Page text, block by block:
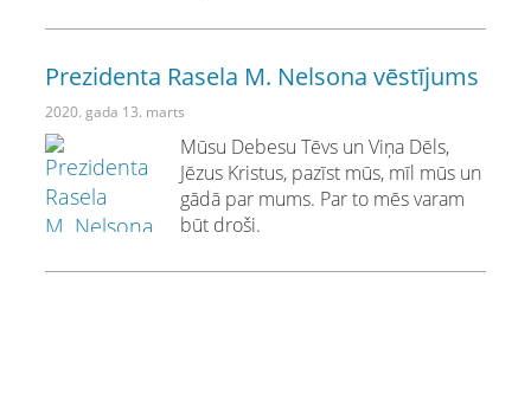
Prezidenta Rasela M. Nelsona vēstījums
2020. gada 13. marts
Mūsu Debesu Tēvs un Viņa Dēls,
Jēzus Kristus, pazīst mūs, mīl mūs un
gādā par mums. Par to mēs varam
būt droši.